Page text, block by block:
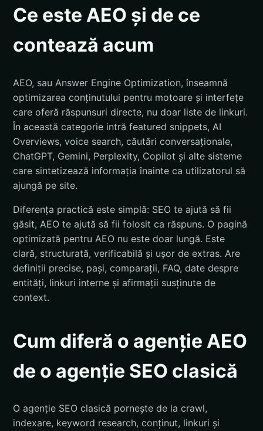
Ce este AEO și de ce
contează acum
AEO, sau Answer Engine Optimization, înseamnă
optimizarea conținutului pentru motoare și interfețe
care oferă răspunsuri directe, nu doar liste de linkuri.
În această categorie intră featured snippets, AI
Overviews, voice search, căutări conversaționale,
ChatGPT, Gemini, Perplexity, Copilot și alte sisteme
care sintetizează informația înainte ca utilizatorul să
ajungă pe site.
Diferența practică este simplă: SEO te ajută să fii
găsit, AEO te ajută să fii folosit ca răspuns. O pagină
optimizată pentru AEO nu este doar lungă. Este
clară, structurată, verificabilă și ușor de extras. Are
definiții precise, pași, comparații, FAQ, date despre
entități, linkuri interne și afirmații susținute de
context.
Cum diferă o agenție AEO
de o agenție SEO clasică
O agenție SEO clasică pornește de la crawl,
indexare, keyword research, conținut, linkuri și